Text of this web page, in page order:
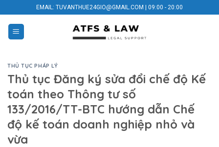
to
content
EMAIL: TUVANTHUE24GIO@GMAIL.COM | 09:00 - 20:00
THỦ TỤC PHÁP LÝ
Thủ tục Đăng ký sửa đổi chế độ Kế
toán theo Thông tư số
133/2016/TT-BTC hướng dẫn Chế
độ kế toán doanh nghiệp nhỏ và
vừa